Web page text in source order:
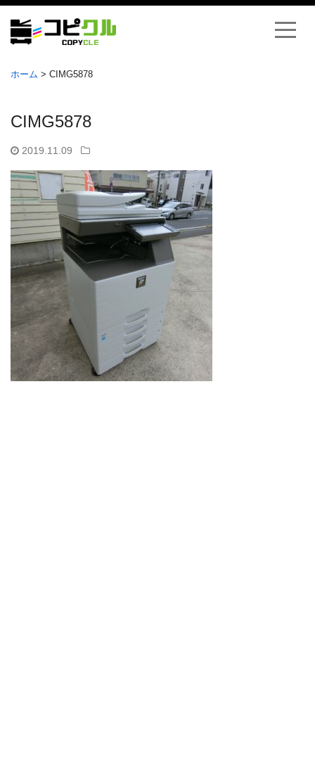
ホーム > CIMG5878
CIMG5878
2019.11.09